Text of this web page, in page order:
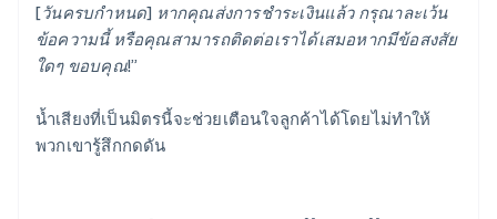
[วันครบกําหนด] หากคุณส่งการชําระเงินแล้ว กรุณาละเว้น
ข้อความนี้ หรือคุณสามารถติดต่อเราได้เสมอหากมีข้อสงสัย
ใดๆ ขอบคุณ!”
น้ำเสียงที่เป็นมิตรนี้จะช่วยเตือนใจลูกค้าได้โดยไม่ทำให้
พวกเขารู้สึกกดดัน